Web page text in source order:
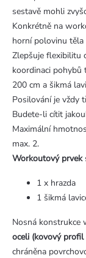
sestavě mohli
Konkrétně na
horní polovinu těla
Zlepšuje flexibilitu
koordinaci pohybů
200 cm a šikmá
Posilování je vždy
Budete-li cítit
Maximální
max. 2.
Workoutový prvek
1 x hrazda
1 šikmá
Nosná konstrukce
oceli (kovový
chráněna